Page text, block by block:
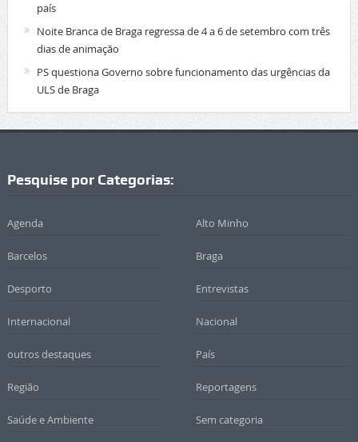
país
Noite Branca de Braga regressa de 4 a 6 de setembro com três
dias de animação
PS questiona Governo sobre funcionamento das urgências da
ULS de Braga
Pesquise por Categorias:
Agenda Alto Minho
Barcelos Braga
Desporto Entrevistas
Internacional Nacional
outros destaques País
Região Reportagens
Saúde e Ambiente Sem categoria